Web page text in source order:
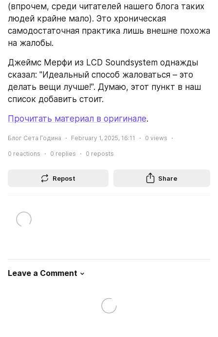
(впрочем, среди читателей нашего блога таких
людей крайне мало). Это хроническая
самодостаточная практика лишь внешне похожа
на жалобы.
Джеймс Мерфи из LCD Soundsystem однажды
сказал: "Идеальный способ жаловаться – это
делать вещи лучше!". Думаю, этот пункт в наш
список добавить стоит.
Прочитать материал в оригинале.
Блог Сета Година February 1, 2025, 16:11 0 views
0 reactions 0 replies 0 reposts
Repost Share
Leave a Comment